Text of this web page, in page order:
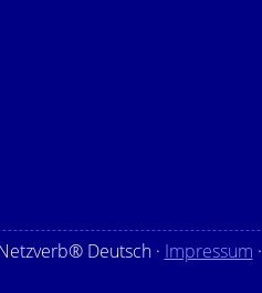
Deutsch · Impressum ·